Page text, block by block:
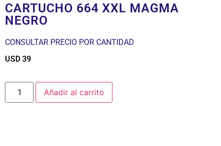
CARTUCHO 664 XXL MAGMA
NEGRO
CONSULTAR PRECIO POR CANTIDAD
USD 39
Añadir al carrito